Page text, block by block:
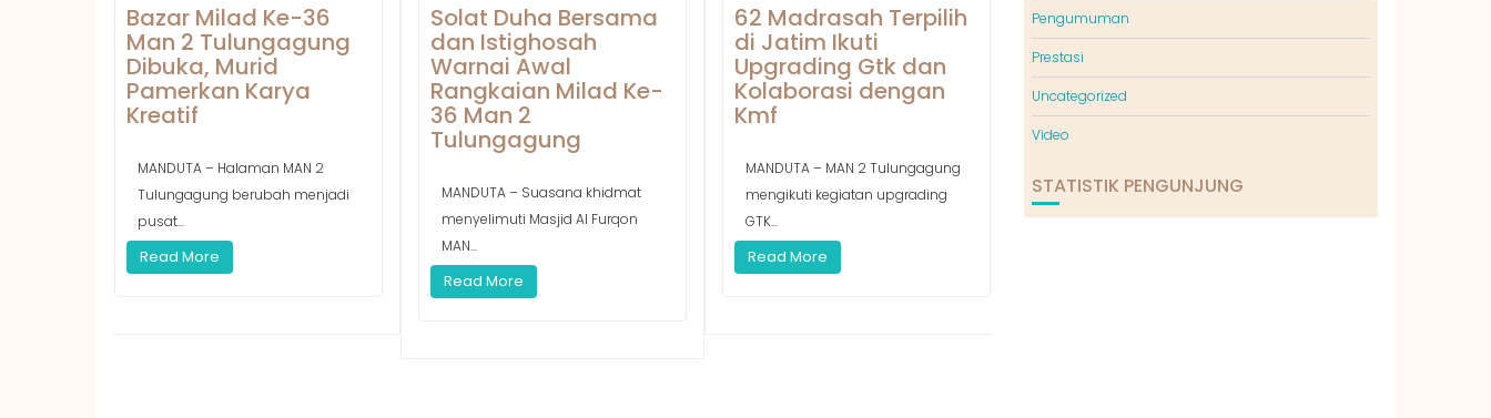
Bazar Milad Ke-36
Man 2 Tulungagung
Dibuka, Murid
Pamerkan Karya
Kreatif
MANDUTA – Halaman MAN 2
Tulungagung berubah menjadi
pusat...
Read More
Solat Duha Bersama
dan Istighosah
Warnai Awal
Rangkaian Milad Ke-
36 Man 2
Tulungagung
MANDUTA – Suasana khidmat
menyelimuti Masjid Al Furqon
MAN...
Read More
62 Madrasah Terpilih
di Jatim Ikuti
Upgrading Gtk dan
Kolaborasi dengan
Kmf
MANDUTA – MAN 2 Tulungagung
mengikuti kegiatan upgrading
GTK...
Read More
Pengumuman
Prestasi
Uncategorized
Video
STATISTIK PENGUNJUNG